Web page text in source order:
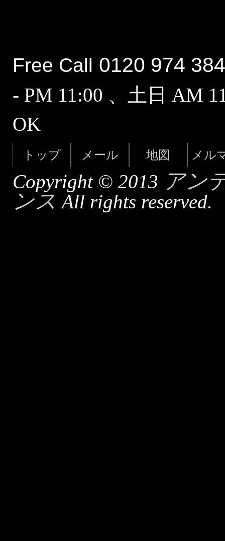
Free Call 0120 974 384
- PM 11:00 、土日 AM
OK
トップ メール 地図 メル
Copyright © 2013 アン
ンス All rights reserved.